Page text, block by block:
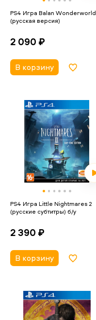
PS4 Игра Balan Wonderworld
(русская версия)
2 090 ₽
В корзину
PS4 Игра Little Nightmares 2
(русские субтитры) б/у
2 390 ₽
В корзину